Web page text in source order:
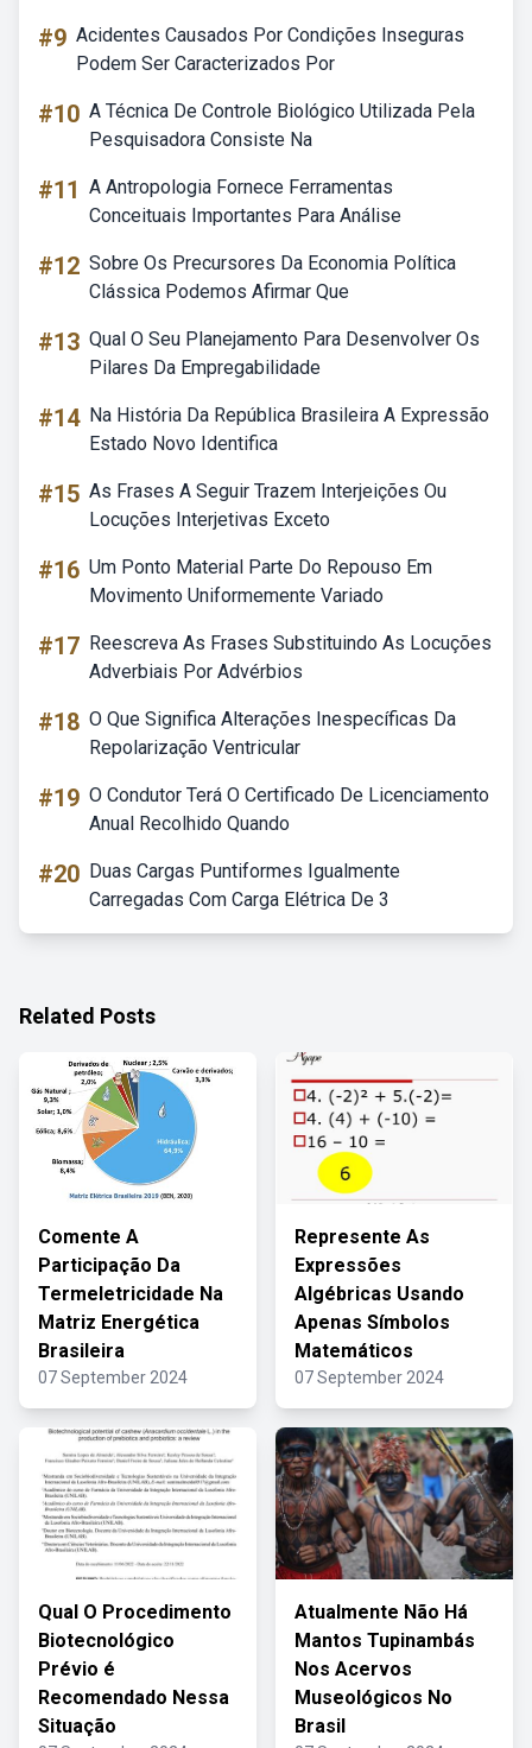
#9 Acidentes Causados Por Condições Inseguras
Podem Ser Caracterizados Por
#10 A Técnica De Controle Biológico Utilizada Pela
Pesquisadora Consiste Na
#11 A Antropologia Fornece Ferramentas
Conceituais Importantes Para Análise
#12 Sobre Os Precursores Da Economia Política
Clássica Podemos Afirmar Que
#13 Qual O Seu Planejamento Para Desenvolver Os
Pilares Da Empregabilidade
#14 Na História Da República Brasileira A Expressão
Estado Novo Identifica
#15 As Frases A Seguir Trazem Interjeições Ou
Locuções Interjetivas Exceto
#16 Um Ponto Material Parte Do Repouso Em
Movimento Uniformemente Variado
#17 Reescreva As Frases Substituindo As Locuções
Adverbiais Por Advérbios
#18 O Que Significa Alterações Inespecíficas Da
Repolarização Ventricular
#19 O Condutor Terá O Certificado De Licenciamento
Anual Recolhido Quando
#20 Duas Cargas Puntiformes Igualmente
Carregadas Com Carga Elétrica De 3
Related Posts
Comente A
Participação Da
Termeletricidade Na
Matriz Energética
Brasileira
07 September 2024
Represente As
Expressões
Algébricas Usando
Apenas Símbolos
Matemáticos
07 September 2024
Qual O Procedimento
Biotecnológico
Prévio é
Recomendado Nessa
Situação
Atualmente Não Há
Mantos Tupinambás
Nos Acervos
Museológicos No
Brasil